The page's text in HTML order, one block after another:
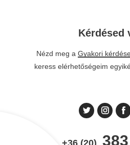
Kérdésed
Nézd meg a Gyakori
keress elérhetőségeim
+36 (20)